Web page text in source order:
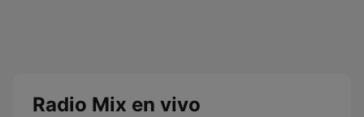
Radio Mix en vivo